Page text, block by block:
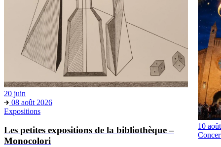
20 juin
08 août 2026
Expositions
Les petites expositions de la bibliothèque –
Monocolori
10